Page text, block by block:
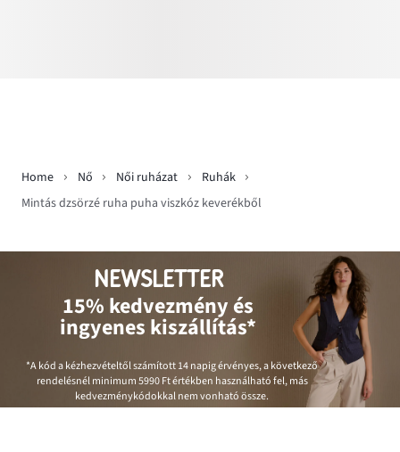
Home Nő Női ruházat
Ruhák
Mintás dzsörzé ruha puha viszkóz keverékből
NEWSLETTER
15% kedvezmény és
ingyenes kiszállítás*
*A kód a kézhezvételtől számított 14 napig érvényes, a következő
rendelésnél minimum5990 Ftértékben használható fel, más
kedvezménykódokkal nem vonható össze.